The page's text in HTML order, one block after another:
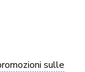
sulle